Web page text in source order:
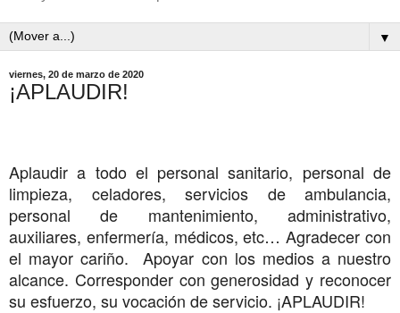
▼
viernes, 20 de marzo de 2020
¡APLAUDIR!
Aplaudir a todo el personal sanitario, personal de
limpieza, celadores, servicios de ambulancia,
personal de mantenimiento, administrativo,
auxiliares, enfermería, médicos, etc… Agradecer con
el mayor cariño.
Apoyar con los medios a nuestro
alcance. Corresponder con generosidad y reconocer
su esfuerzo, su vocación de servicio. ¡APLAUDIR!